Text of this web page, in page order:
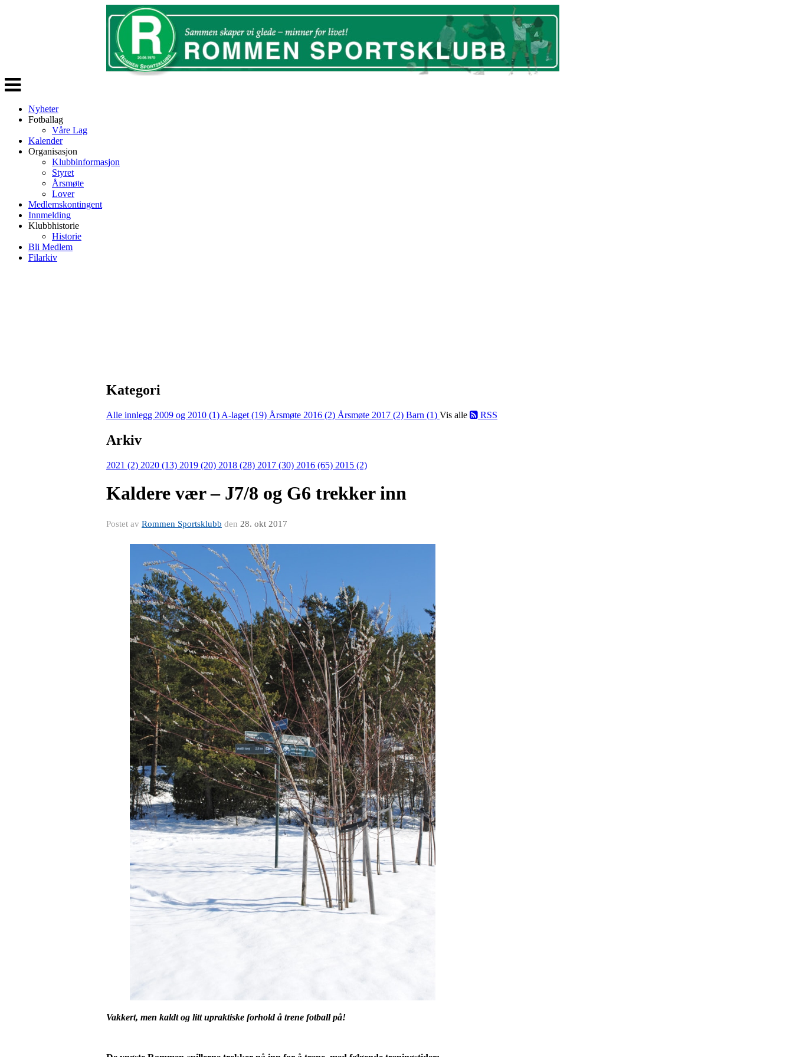
Veksle
navigasjon
Nyheter
Fotballag
Våre Lag
Kalender
Organisasjon
Klubbinformasjon
Styret
Årsmøte
Lover
Medlemskontingent
Innmelding
Klubbhistorie
Historie
Bli Medlem
Filarkiv
Kategori
Alle innlegg 2009 og 2010 (1) A-laget (19) Årsmøte 2016 (2) Årsmøte 2017 (2) Barn (1) Vis alle RSS
Arkiv
2021 (2) 2020 (13) 2019 (20) 2018 (28) 2017 (30) 2016 (65) 2015 (2)
Kaldere vær – J7/8 og G6 trekker inn
Postet av Rommen Sportsklubb den 28. okt 2017
Vakkert, men kaldt og litt upraktiske forhold å trene fotball på!